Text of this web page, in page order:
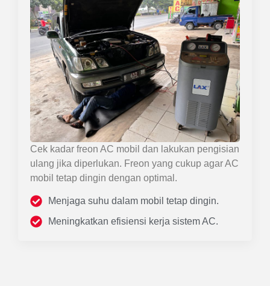
Cek kadar freon AC mobil dan lakukan pengisian
ulang jika diperlukan. Freon yang cukup agar AC
mobil tetap dingin dengan optimal.
Menjaga suhu dalam mobil tetap dingin.
Meningkatkan efisiensi kerja sistem AC.